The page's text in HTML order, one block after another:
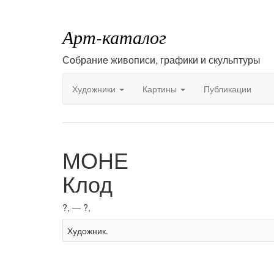
Арт-каталог
Собрание живописи, графики и скульптуры
Художники Картины Публикации
МОНЕ
Клод
?, — ?,
Художник.